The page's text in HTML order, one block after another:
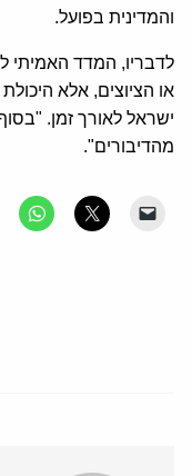
והמדינית בפועל.
לדבריו, המדד האמיתי
או הציוצים, אלא
ישראל לאורך זמן.
מהדיבורים".